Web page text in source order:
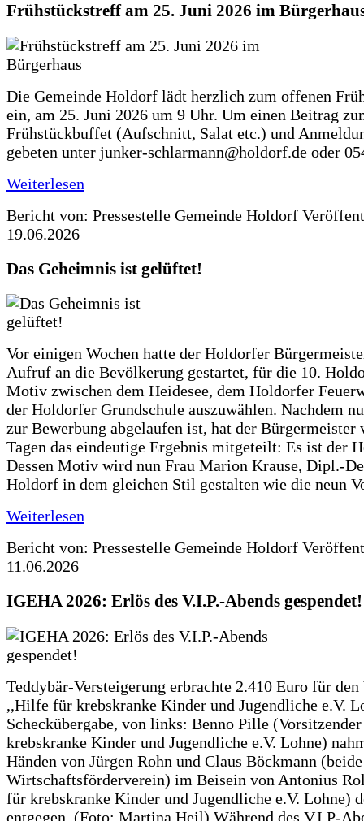
Frühstückstreff am 25. Juni 2026 im
Die Gemeinde Holdorf lädt herzlich zum offenen
ein, am 25. Juni 2026 um 9 Uhr. Um einen Beitrag
Frühstückbuffet (Aufschnitt, Salat etc.) und
gebeten unter junker-schlarmann@holdorf.de oder
Weiterlesen
Bericht von: Pressestelle Gemeinde Holdorf
19.06.2026
Das Geheimnis ist gelüftet!
Vor einigen Wochen hatte der Holdorfer
Aufruf an die Bevölkerung gestartet, für die 10.
Motiv zwischen dem Heidesee, dem Holdorfer
der Holdorfer Grundschule auszuwählen. Nachdem
zur Bewerbung abgelaufen ist, hat der Bürgermeister
Tagen das eindeutige Ergebnis mitgeteilt: Es ist der
Dessen Motiv wird nun Frau Marion Krause, Dipl.-
Holdorf in dem gleichen Stil gestalten wie die neun
Weiterlesen
Bericht von: Pressestelle Gemeinde Holdorf
11.06.2026
IGEHA 2026: Erlös des V.I.P.-Abends gespendet!
Teddybär-Versteigerung erbrachte 2.410 Euro für den
,,Hilfe für krebskranke Kinder und Jugendliche e.V.
Scheckübergabe, von links: Benno Pille
krebskranke Kinder und Jugendliche e.V. Lohne)
Händen von Jürgen Rohn und Claus Böckmann
Wirtschaftsförderverein) im Beisein von Antonius
für krebskranke Kinder und Jugendliche e.V. Lohne)
entgegen. (Foto: Martina Heil) Während des V.I.P-